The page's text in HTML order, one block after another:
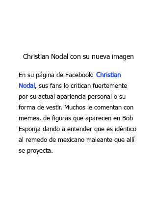
Christian Nodal con su nueva imagen
En su página de Facebook: Christian
Nodal , sus fans lo critican fuertemente
por su actual apariencia personal o su
forma de vestir. Muchos le comentan con
memes, de figuras que aparecen en Bob
Esponja dando a entender que es idéntico
al remedo de mexicano maleante que allí
se proyecta.